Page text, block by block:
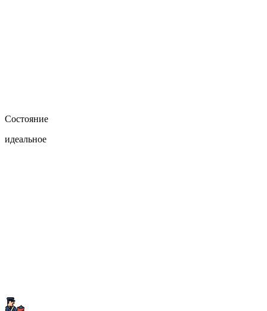
Состояние
идеальное